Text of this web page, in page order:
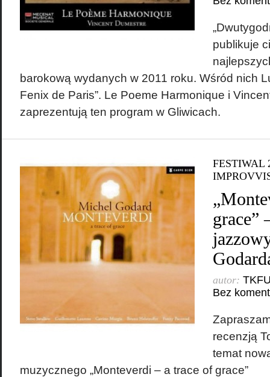
publikuje
barokową wydanych w 2011 roku. Wśród nich
Fenix de Paris”. Le Poeme Harmonique i
zaprezentują ten program w Gliwicach.
FESTIWAL
grace”
autor:
Bez
recenzją
temat
muzycznego „Monteverdi – a trace of grace”